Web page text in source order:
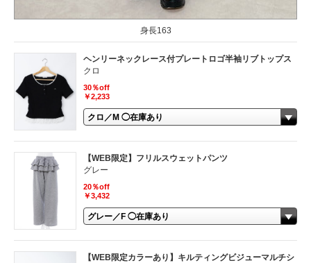
身長163
ヘンリーネックレース付プレートロゴ半袖リブトップス
クロ
30％off
￥2,233
【WEB限定】フリルスウェットパンツ
グレー
20％off
￥3,432
【WEB限定カラーあり】キルティングビジューマルチシ